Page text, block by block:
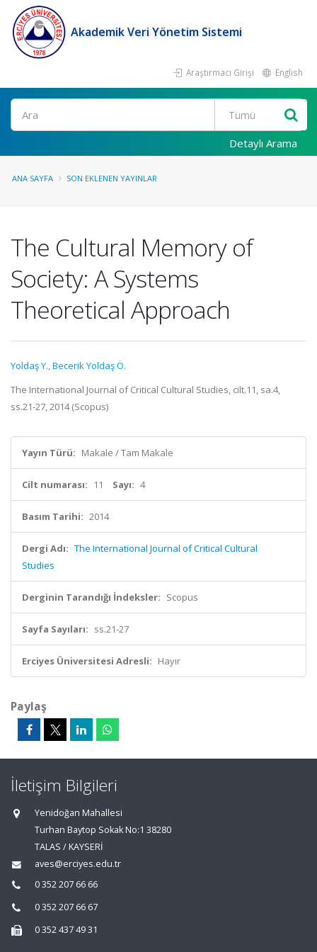
Akademik Veri Yönetim Sistemi
Araştırmacı Girişi English
Ara
Detaylı Arama
ANA SAYFA SON EKLENEN YAYINLAR
The Cultural Memory of
Society: A Systems
Theoretical Approach
Yoldaş Y.,Becerik Yoldaş Ö.
The International Journal of Critical Cultural Studies, cilt.11, sa.4,
ss.21-27, 2014 (Scopus)
Yayın Türü: Makale / Tam Makale
Cilt numarası: 11 Sayı: 4
Basım Tarihi: 2014
Dergi Adı: The International Journal of Critical Cultural
Studies
Derginin Tarandığı İndeksler: Scopus
Sayfa Sayıları: ss.21-27
Erciyes Üniversitesi Adresli: Hayır
Paylaş
İletişim Bilgileri
Yenidoğan Mahallesi
Turhan Baytop Sokak No:1 38280
TALAS / KAYSERİ
aves@erciyes.edu.tr
0 352 207 66 66
0 352 207 66 67
0 352 437 49 31